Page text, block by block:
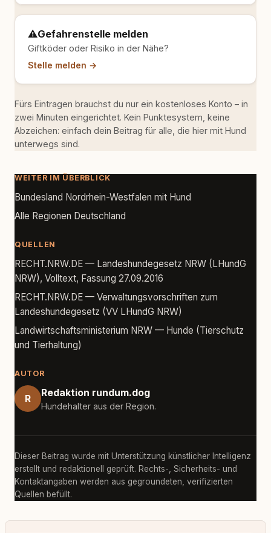
⚠️Gefahrenstelle melden
Giftköder oder Risiko in der Nähe?
Stelle melden →
Fürs Eintragen brauchst du nur ein kostenloses Konto – in
zwei Minuten eingerichtet. Kein Punktesystem, keine
Abzeichen: einfach dein Beitrag für alle, die hier mit Hund
unterwegs sind.
WEITER IM ÜBERBLICK
Bundesland Nordrhein-Westfalen mit Hund
Alle Regionen Deutschland
QUELLEN
RECHT.NRW.DE — Landeshundegesetz NRW (LHundG
NRW), Volltext, Fassung 27.09.2016
RECHT.NRW.DE — Verwaltungsvorschriften zum
Landeshundegesetz (VV LHundG NRW)
Landwirtschaftsministerium NRW — Hunde (Tierschutz
und Tierhaltung)
AUTOR
R Redaktion rundum.dog
Hundehalter aus der Region.
Dieser Beitrag wurde mit Unterstützung künstlicher Intelligenz
erstellt und redaktionell geprüft. Rechts-, Sicherheits- und
Kontaktangaben werden aus gegroundeten, verifizierten
Quellen befüllt.